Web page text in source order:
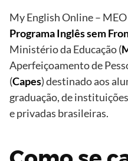
My English Online – MEO
Programa Inglês sem
Ministério da Educação (
Aperfeiçoamento de
(Capes) destinado aos
graduação, de
e privadas brasileiras.